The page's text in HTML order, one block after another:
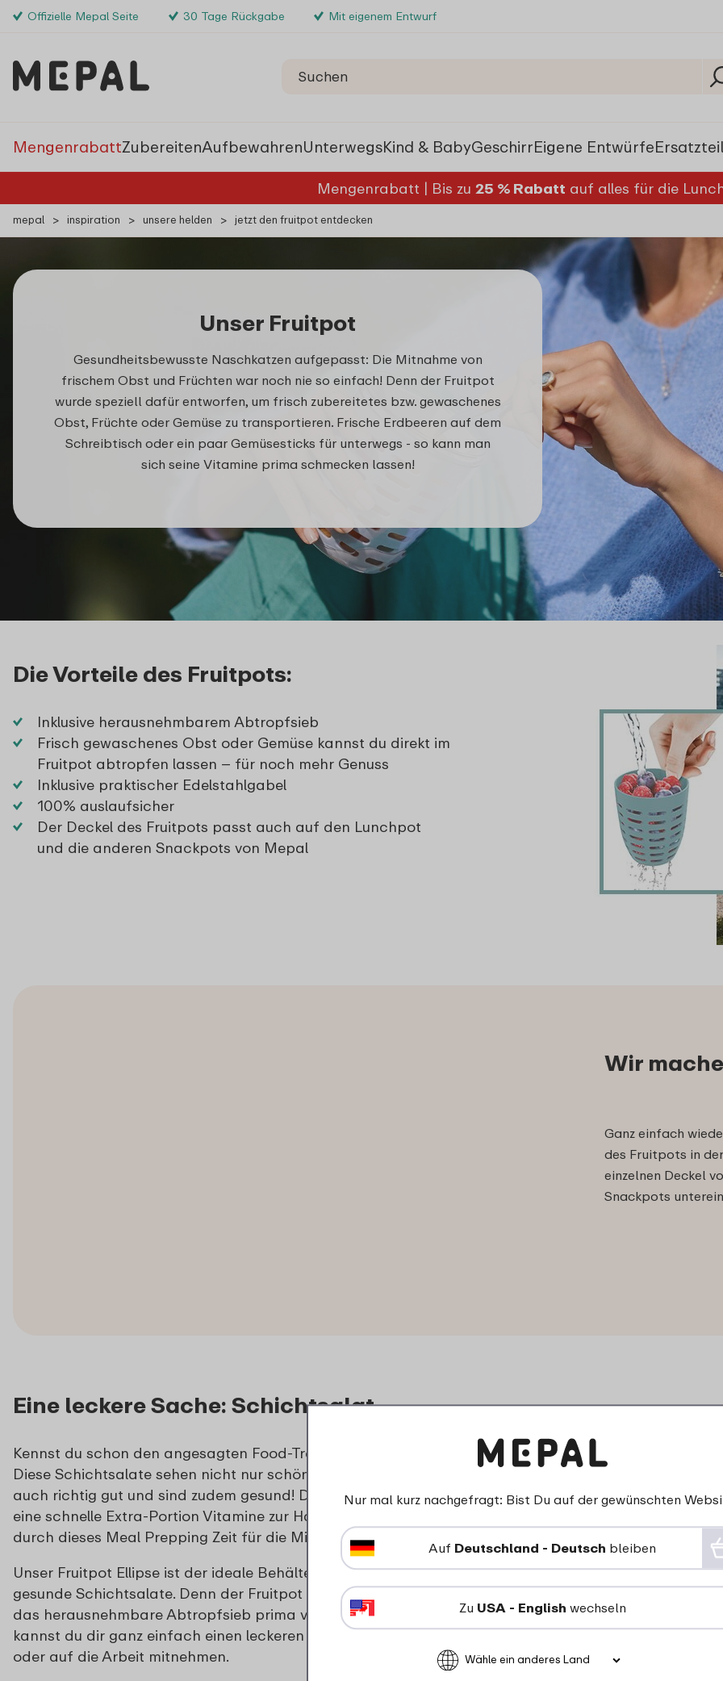
Offizielle Mepal Seite 30 Tage Rückgabe Mit eigenem Entwurf
MengenrabattZubereitenAufbewahrenUnterwegsKind & BabyGeschirrEigene Entwürfe
Mengenrabatt | Bis zu 25 % Rabatt auf alles für die
mepal > inspiration > unsere helden > jetzt den fruitpot entdecken
Unser Fruitpot
Gesundheitsbewusste Naschkatzen aufgepasst: Die Mitnahme von
frischem Obst und Früchten war noch nie so einfach! Denn der Fruitpot
wurde speziell dafür entworfen, um frisch zubereitetes bzw. gewaschenes
Obst, Früchte oder Gemüse zu transportieren. Frische Erdbeeren auf dem
Schreibtisch oder ein paar Gemüsesticks für unterwegs - so kann man
sich seine Vitamine prima schmecken lassen!
Die Vorteile des Fruitpots:
Inklusive herausnehmbarem Abtropfsieb
Frisch gewaschenes Obst oder Gemüse kannst du direkt im
Fruitpot abtropfen lassen – für noch mehr Genuss
Inklusive praktischer Edelstahlgabel
100% auslaufsicher
Der Deckel des Fruitpots passt auch auf den Lunchpot
und die anderen Snackpots von Mepal
Wir
Ganz einfach
des Fruitpots in
einzelnen Deckel
Snackpots
Eine leckere Sache: Schichtsalat
Kennst du schon den angesagten Food-Trend „Salat im Glas“?
Diese Schichtsalate sehen nicht nur schön aus, sie schmecken
auch richtig gut und sind zudem gesund! Damit hast du immer
eine schnelle Extra-Portion Vitamine zur Hand und sparst dir
durch dieses Meal Prepping Zeit für die Mittagspause.
Unser Fruitpot Ellipse ist der ideale Behälter für frische und
gesunde Schichtsalate. Denn der Fruitpot lässt sich auch ohne
das herausnehmbare Abtropfsieb prima verwenden. So
kannst du dir ganz einfach einen leckeren Salat für unterwegs
oder auf die Arbeit mitnehmen.
Nur mal kurz nachgefragt: Bist Du auf der gewünschten
Auf Deutschland - Deutsch bleiben
Zu USA - English wechseln